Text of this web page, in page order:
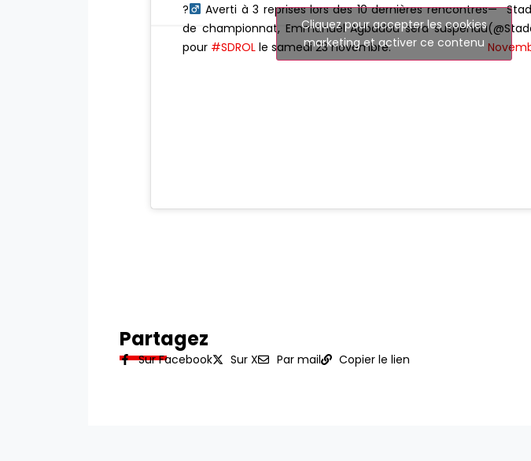
?‍
Averti à 3 reprises lors des 10 dernières rencontres
de championnat, Emmanuel Agbadou sera suspendu
pour #SDROL le samedi 23 novembre.
—
Cliquez pour accepter les cookies
marketing et activer ce contenu
Partagez
Sur Facebook Sur X Par mail Copier le lien